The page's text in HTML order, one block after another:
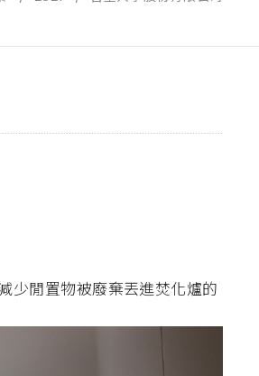
少閒置物被廢棄丟進焚化爐的